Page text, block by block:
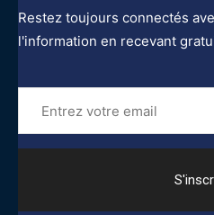
Restez toujours connectés
l'information en recevant
Entrez
votre
email